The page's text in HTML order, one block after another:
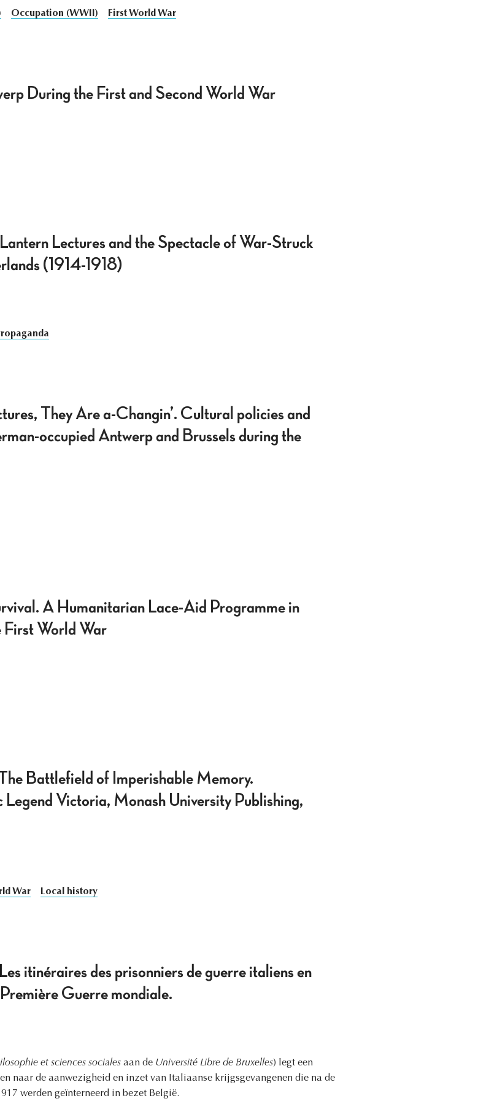
Occupation (WWII) First World War
During the First and Second World War
Lectures and the Spectacle of War-Struck
(1914-1918)
They Are a-Changin’. Cultural policies and
occupied Antwerp and Brussels during the
A Humanitarian Lace-Aid Programme in
First World War
Battlefield of Imperishable Memory.
Legend Victoria, Monash University Publishing,
War Local history
itinéraires des prisonniers de guerre italiens en
Guerre mondiale.
et sciences sociales aan deUniversité Libre de Bruxelles) legt een
naar de aanwezigheid en inzet van Italiaanse krijgsgevangenen die na de
werden geïnterneerd in bezet België.